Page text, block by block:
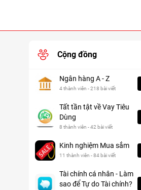
Cộng đồng
Ngân hàng A - Z
4 thành viên - 218 bài viết
Tất tần tật về Vay Tiêu
Dùng
8 thành viên - 42 bài viết
Kinh nghiệm Mua sắm
11 thành viên - 84 bài viết
Tài chính cá nhân - Làm
sao để Tự do Tài chính?